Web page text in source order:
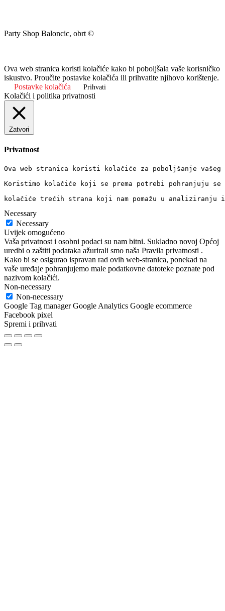
Party Shop Baloncic, obrt ©
Ova web stranica koristi kolačiće kako bi poboljšala vaše korisničko
iskustvo. Proučite postavke kolačića ili prihvatite njihovo korištenje.
Postavke kolačića
Prihvati
Kolačići i politika privatnosti
Zatvori
Privatnost
Ova web stranica koristi kolačiće za poboljšanje
Koristimo kolačiće koji se prema potrebi pohranjuju
kolačiće trećih strana koji nam pomažu u
Necessary
Necessary
Uvijek omogućeno
Vaša privatnost i osobni podaci su nam bitni. Sukladno novoj Općoj
uredbi o zaštiti podataka ažurirali smo naša Pravila privatnosti .
Kako bi se osigurao ispravan rad ovih web-stranica, ponekad na
vaše uređaje pohranjujemo male podatkovne datoteke poznate pod
nazivom kolačići.
Non-necessary
Non-necessary
Google Tag manager Google Analytics Google ecommerce
Facebook pixel
Spremi i prihvati